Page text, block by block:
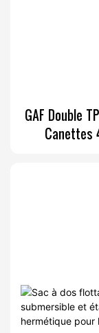
GAF Double
Canettes